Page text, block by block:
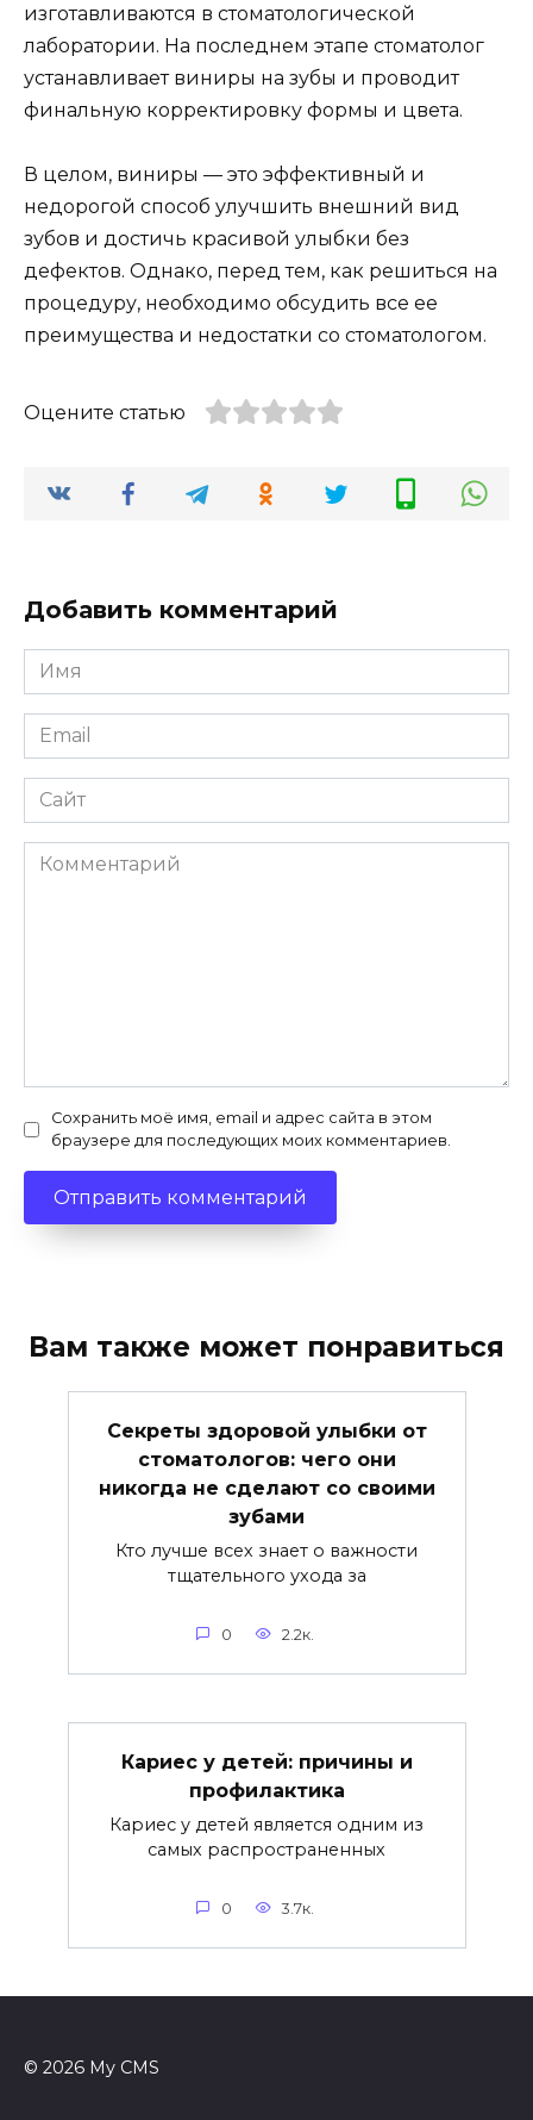
изготавливаются в стоматологической
лаборатории. На последнем этапе стоматолог
устанавливает виниры на зубы и проводит
финальную корректировку формы и цвета.
В целом, виниры — это эффективный и
недорогой способ улучшить внешний вид
зубов и достичь красивой улыбки без
дефектов. Однако, перед тем, как решиться на
процедуру, необходимо обсудить все ее
преимущества и недостатки со стоматологом.
Оцените статью
Добавить комментарий
Имя
*
Email
*
Сайт
Комментарий
Сохранить моё имя, email и адрес сайта в этом
браузере для последующих моих комментариев.
Вам также может понравиться
Секреты здоровой улыбки от
стоматологов: чего они
никогда не сделают со своими
зубами
Кто лучше всех знает о важности
тщательного ухода за
0 2.2к.
Кариес у детей: причины и
профилактика
Кариес у детей является одним из
самых распространенных
0 3.7к.
© 2026 My CMS